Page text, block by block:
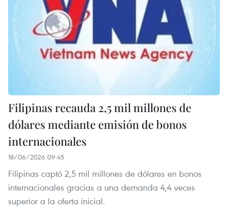
Filipinas recauda 2,5 mil millones de
dólares mediante emisión de bonos
internacionales
18/06/2026 09:45
Filipinas captó 2,5 mil millones de dólares en bonos
internacionales gracias a una demanda 4,4 veces
superior a la oferta inicial.